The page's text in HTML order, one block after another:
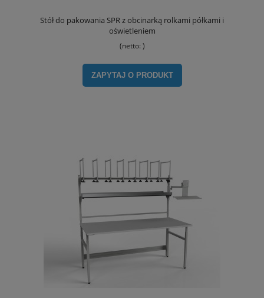
Stół do pakowania SPR z obcinarką rolkami półkami i
oświetleniem
(netto: )
ZAPYTAJ O PRODUKT